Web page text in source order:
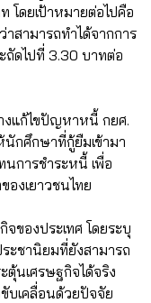
โดยเป้าหมายต่อไปคือ
สามารถทำได้จากการ
ถัดไปที่ 3.30 บาทต่อ
งแก้ไขปัญหาหนี้ กยศ.
นักศึกษาที่กู้ยืมเข้ามา
การชำระหนี้ เพื่อ
องเยาวชนไทย
ของประเทศ โดยระบุ
ะชานิยมที่ยังสามารถ
ตุ้นเศรษฐกิจได้จริง
ขับเคลื่อนด้วยปัจจัย